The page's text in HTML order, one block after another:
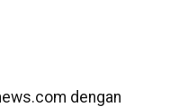
dengan